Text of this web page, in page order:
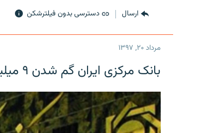
ارسال دسترسی بدون فیلترشکن
مرداد ۲۰, ۱۳۹۷
بانک مرکزی ایران گم شدن ۹ میلیارد دلار را تکذیب کرد